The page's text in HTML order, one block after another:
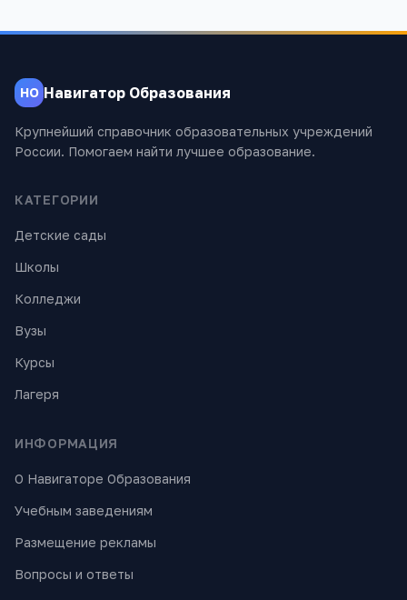
НО Навигатор Образования
Крупнейший справочник образовательных учреждений
России. Помогаем найти лучшее образование.
КАТЕГОРИИ
Детские сады
Школы
Колледжи
Вузы
Курсы
Лагеря
ИНФОРМАЦИЯ
О Навигаторе Образования
Учебным заведениям
Размещение рекламы
Вопросы и ответы